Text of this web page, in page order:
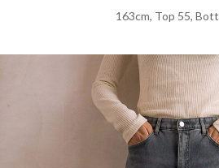
163cm, Top 55,